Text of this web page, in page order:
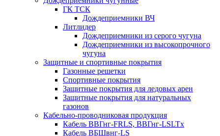
ГК ТСК
Дождеприемники ВЧ
Литлидер
Дождеприемники из серого чугуна
Дождеприемники из высокопрочного
чугуна
Защитные и спортивные покрытия
Газонные решетки
Спортивные покрытия
Защитные покрытия для ледовых арен
Защитные покрытия для натуральных
газонов
Кабельно-проводниковая продукция
Кабель ВВГнг-FRLS, ВВГнг-LSLTx
Кабель ВБШвнг-LS